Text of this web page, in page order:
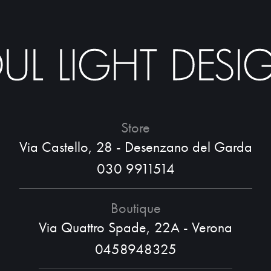
Store
Via Castello, 28 - Desenzano del Garda
030 9911514
Boutique
Via Quattro Spade, 22A - Verona
0458948325